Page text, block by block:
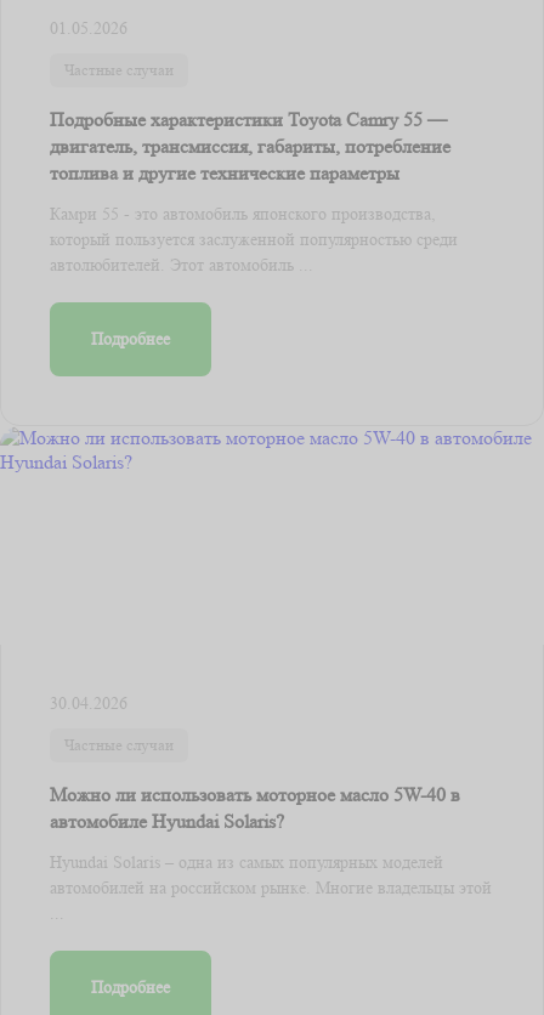
01.05.2026
Частные случаи
Подробные характеристики Toyota Camry 55 —
двигатель, трансмиссия, габариты, потребление
топлива и другие технические параметры
Камри 55 - это автомобиль японского производства,
который пользуется заслуженной популярностью среди
автолюбителей. Этот автомобиль ...
Подробнее
30.04.2026
Частные случаи
Можно ли использовать моторное масло 5W-40 в
автомобиле Hyundai Solaris?
Hyundai Solaris – одна из самых популярных моделей
автомобилей на российском рынке. Многие владельцы этой
Подробнее